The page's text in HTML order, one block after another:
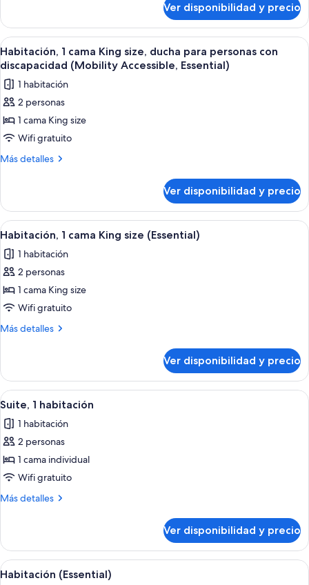
King
size
(Spa)
Premium,
cama
King
(Spa)
Ver disponibilidad y precio
Ver
todas
las
fotos
de
Habitación,
1
cama
ducha
para
personas
con
discapacidad
(Mobility
Accessible,
Essential)
Un tocadiscos con un disco de
6
Habitación, 1 cama King size, ducha para personas con
discapacidad (Mobility Accessible, Essential)
1 habitación
2 personas
1 cama King size
Wifi gratuito
Más detalles
Más
1
cama
King
ducha
para
con
discapacidad
Accessible,
Ver disponibilidad y precio
Ver
todas
las
fotos
de
Habitación,
1
size
(Essential)
Habitación de hotel con una cama
8
Habitación, 1 cama King size (Essential)
1 habitación
2 personas
1 cama King size
Wifi gratuito
Más detalles
Más
1
cama
King
(Essential)
Ver disponibilidad y precio
Ver
todas
las
fotos
de
Suite,
1
Un mueble blanco con estantes de
7
Suite, 1 habitación
1 habitación
2 personas
1 cama individual
Wifi gratuito
Más detalles
Más
1
habitación
Ver disponibilidad y precio
Ver
Un tocadiscos con un disco de
5
Habitación (Essential)